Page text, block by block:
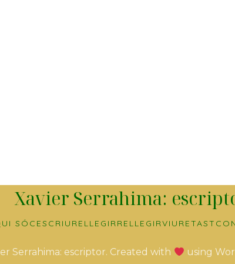
Xavier Serrahima:
SÓC ESCRIURE LLEGIRRELLEGIRVIURETAST
Serrahima: escriptor. Created with using